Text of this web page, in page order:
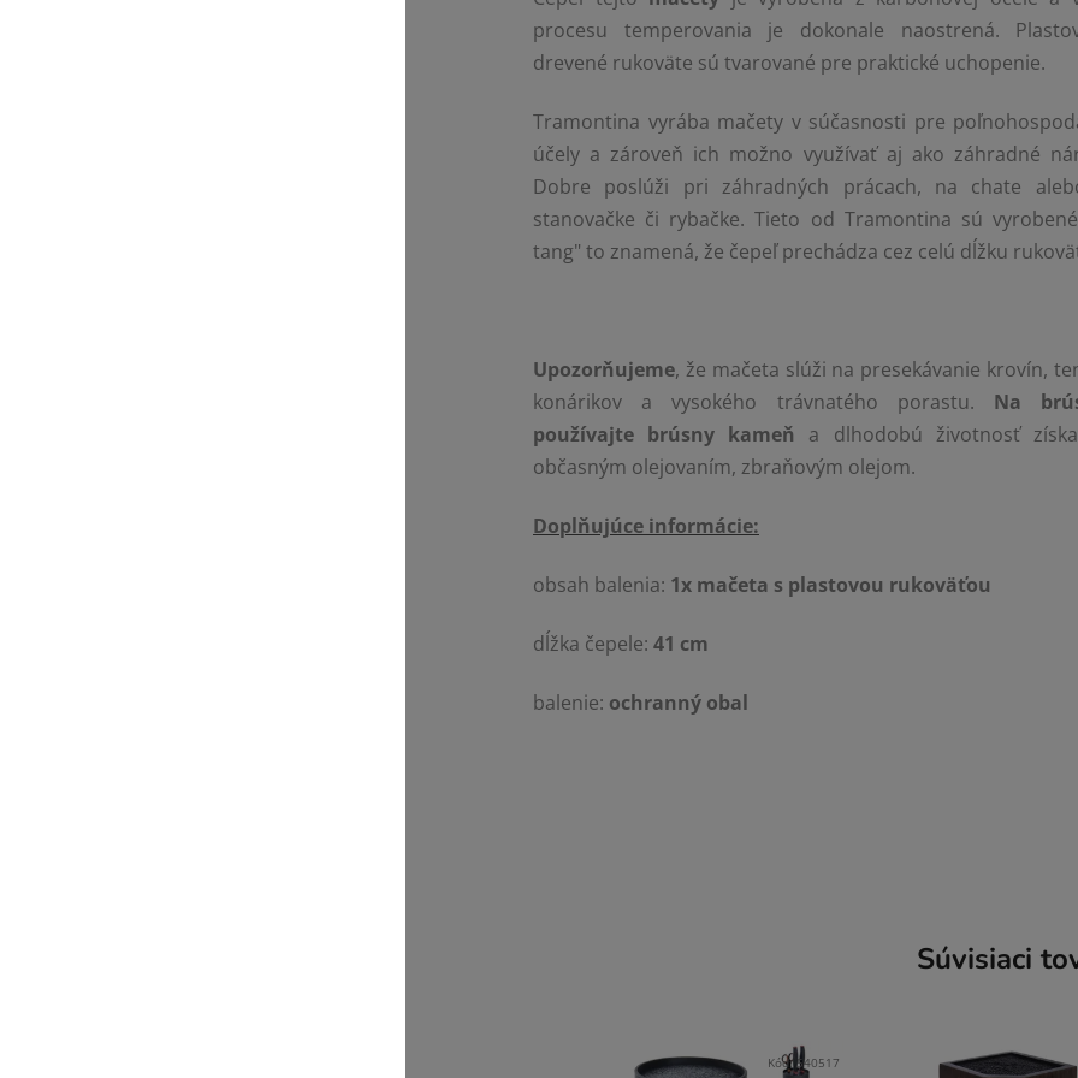
procesu temperovania je dokonale naostrená.
drevené rukoväte sú tvarované pre praktické uchopenie.
Tramontina vyrába mačety v súčasnosti pre
účely a zároveň ich možno využívať aj ako záhradné
Dobre poslúži pri záhradných prácach, na chate
stanovačke či rybačke. Tieto od Tramontina sú
tang" to znamená, že čepeľ prechádza cez celú dĺžku
Upozorňujeme, že mačeta slúži na presekávanie krovín,
konárikov a vysokého trávnatého porastu. Na
používajte brúsny kameň
a dlhodobú životnosť
občasným olejovaním, zbraňovým olejom.
Doplňujúce informácie:
obsah balenia: 1x mačeta s plastovou rukoväťou
dĺžka čepele: 41 cm
balenie: ochranný obal
Súvisiaci
Kód: 540517